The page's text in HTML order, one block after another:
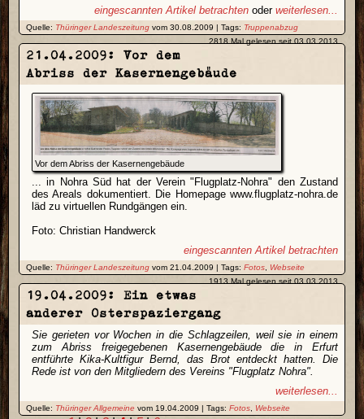
eingescannten Artikel betrachten oder weiterlesen...
Quelle: Thüringer Landeszeitung vom 30.08.2009 | Tags: Truppenabzug
2818 Mal gelesen seit 03.03.2013
21.04.2009: Vor dem
Abriss der Kasernengebäude
Vor dem Abriss der Kasernengebäude
... in Nohra Süd hat der Verein "Flugplatz-Nohra" den Zustand
des Areals dokumentiert. Die Homepage www.flugplatz-nohra.de
läd zu virtuellen Rundgängen ein.
Foto: Christian Handwerck
eingescannten Artikel betrachten
Quelle: Thüringer Landeszeitung vom 21.04.2009 | Tags: Fotos
Webseite
1913 Mal gelesen seit 03.03.2013
19.04.2009: Ein etwas
anderer Osterspaziergang
Sie gerieten vor Wochen in die Schlagzeilen, weil sie in einem
zum Abriss freigegebenen Kasernengebäude die in Erfurt
entführte Kika-Kultfigur Bernd, das Brot entdeckt hatten. Die
Rede ist von den Mitgliedern des Vereins "Flugplatz Nohra".
weiterlesen...
Quelle: Thüringer Allgemeine vom 19.04.2009 | Tags: Fotos
Webseite